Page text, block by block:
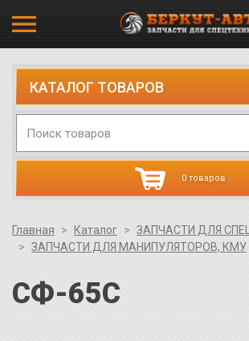
КАТАЛОГ ТОВАРОВ
0 товаров
Главная Каталог
ЗАПЧАСТИ ДЛЯ
ЗАПЧАСТИ ДЛЯ МАНИПУЛЯТОРОВ, КМУ
СФ-65С